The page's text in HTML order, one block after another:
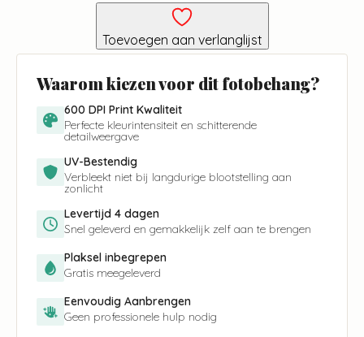
Toevoegen aan verlanglijst
Waarom kiezen voor dit fotobehang?
600 DPI Print Kwaliteit
Perfecte kleurintensiteit en schitterende
detailweergave
UV-Bestendig
Verbleekt niet bij langdurige blootstelling aan
zonlicht
Levertijd 4 dagen
Snel geleverd en gemakkelijk zelf aan te brengen
Plaksel inbegrepen
Gratis meegeleverd
Eenvoudig Aanbrengen
Geen professionele hulp nodig